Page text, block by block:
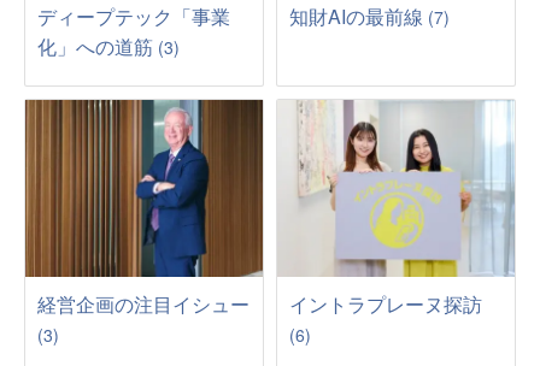
ディープテック「事業
化」への道筋 (3)
知財AIの最前線 (7)
経営企画の注目イシュー
(3)
イントラプレーヌ探訪
(6)